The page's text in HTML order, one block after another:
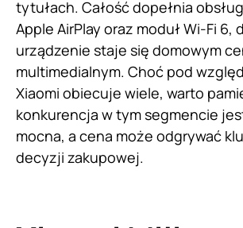
tytułach. Całość dopełnia
Apple AirPlay oraz moduł Wi-Fi 6,
urządzenie staje się domowym
multimedialnym. Choć pod
Xiaomi obiecuje wiele, warto
konkurencja w tym segmencie
mocna, a cena może odgrywać
decyzji zakupowej.